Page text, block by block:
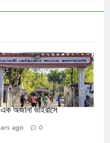
অজানা ভাইরাসে
ago 0